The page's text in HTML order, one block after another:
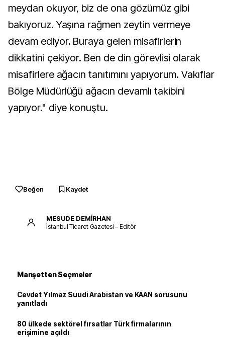
meydan okuyor, biz de ona gözümüz gibi
bakıyoruz. Yaşına rağmen zeytin vermeye
devam ediyor. Buraya gelen misafirlerin
dikkatini çekiyor. Ben de din görevlisi olarak
misafirlere ağacın tanıtımını yapıyorum. Vakıflar
Bölge Müdürlüğü ağacın devamlı takibini
yapıyor." diye konuştu.
Beğen Kaydet
MESUDE DEMİRHAN
İstanbul Ticaret Gazetesi – Editör
Manşetten Seçmeler
Cevdet Yılmaz Suudi Arabistan ve KAAN sorusunu
yanıtladı
80 ülkede sektörel fırsatlar Türk firmalarının
erişimine açıldı